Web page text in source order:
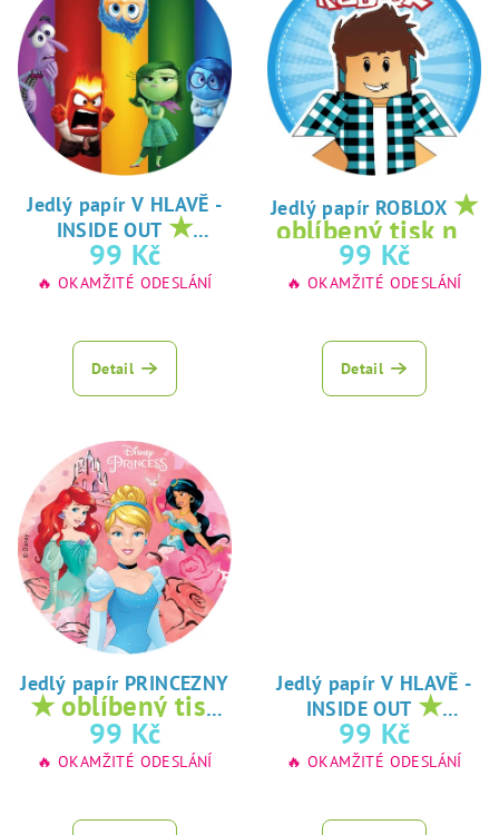
Jedlý papír V HLAVĚ -
INSIDE OUT ★
oblíbený tisk na
jedlý papír
99 Kč
🔥 OKAMŽITÉ ODESLÁNÍ
Detail
Jedlý papír ROBLOX ★
oblíbený tisk na
jedlý papír
99 Kč
🔥 OKAMŽITÉ ODESLÁNÍ
Detail
Jedlý papír PRINCEZNY
★ oblíbený tisk
na jedlý papír
99 Kč
🔥 OKAMŽITÉ ODESLÁNÍ
Jedlý papír V HLAVĚ -
INSIDE OUT ★
oblíbený tisk na
jedlý papír
99 Kč
🔥 OKAMŽITÉ ODESLÁNÍ